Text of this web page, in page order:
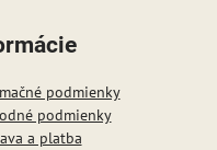
podmienky
podmienky
a platba